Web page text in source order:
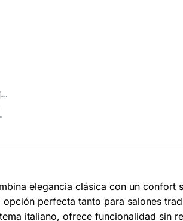
elegancia clásica con un confort
perfecta tanto para salones
italiano, ofrece funcionalidad sin